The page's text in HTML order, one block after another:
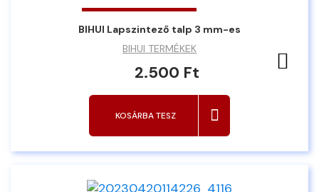
BIHUI Lapszintező talp 3 mm-es
BIHUI TERMÉKEK
2.500 Ft
KOSÁRBA TESZ